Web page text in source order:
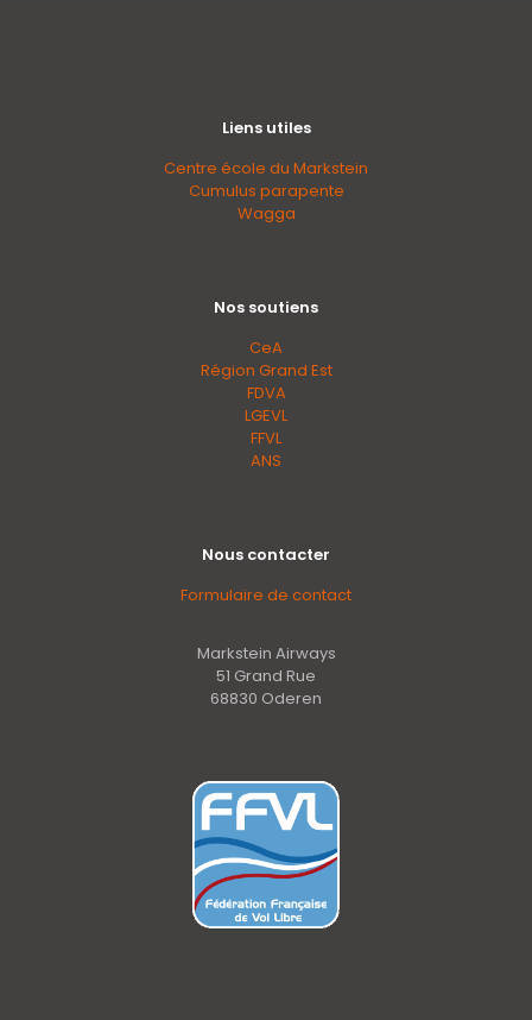
Liens utiles
Centre école du Markstein
Cumulus parapente
Wagga
Nos soutiens
CeA
Région Grand Est
FDVA
LGEVL
FFVL
ANS
Nous contacter
Formulaire de contact
Markstein Airways
51 Grand Rue
68830 Oderen